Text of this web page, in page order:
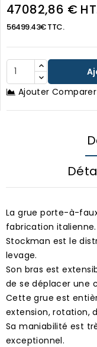
47082,86 €
56499.43€ TTC.
Ajouter Comparer
La grue porte-à-
fabrication italienne.
Stockman est le
levage.
Son bras est
de se déplacer une
Cette grue est
extension, rotation,
Sa maniabilité est
exceptionnel.